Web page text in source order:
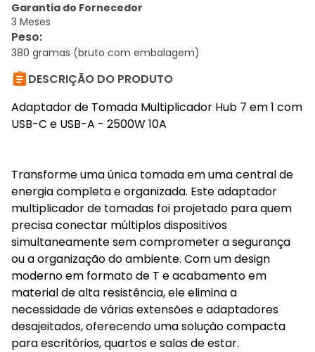
Garantia do Fornecedor
3 Meses
Peso:
380 gramas (bruto com embalagem)
DESCRIÇÃO DO PRODUTO
Adaptador de Tomada Multiplicador Hub 7 em 1 com
USB-C e USB-A - 2500W 10A
Transforme uma única tomada em uma central de
energia completa e organizada. Este adaptador
multiplicador de tomadas foi projetado para quem
precisa conectar múltiplos dispositivos
simultaneamente sem comprometer a segurança
ou a organização do ambiente. Com um design
moderno em formato de T e acabamento em
material de alta resistência, ele elimina a
necessidade de várias extensões e adaptadores
desajeitados, oferecendo uma solução compacta
para escritórios, quartos e salas de estar.